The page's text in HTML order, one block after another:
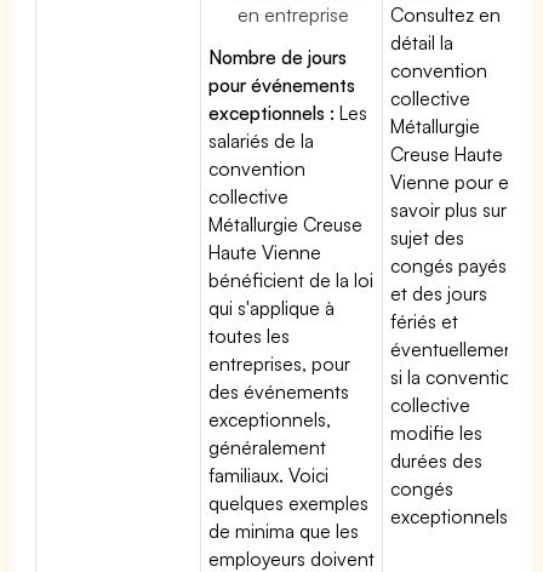
en entreprise
Nombre de jours
pour événements
exceptionnels : Les
salariés de la
convention
collective
Métallurgie Creuse
Haute Vienne
bénéficient de la loi
qui s'applique à
toutes les
entreprises, pour
des événements
exceptionnels,
généralement
familiaux. Voici
quelques exemples
de minima que les
employeurs doivent
Consultez en
détail la
convention
collective
Métallurgie
Creuse Haute
Vienne pour en
savoir plus sur le
sujet des
congés payés
et des jours
fériés et
éventuellement
si la convention
collective
modifie les
durées des
congés
exceptionnels.